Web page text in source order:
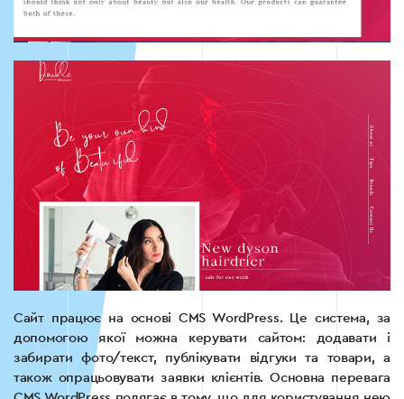
Сайт працює на основі CMS WordPress. Це система, за
допомогою якої можна керувати сайтом: додавати і
забирати фото/текст, публікувати відгуки та товари, а
також опрацьовувати заявки клієнтів. Основна перевага